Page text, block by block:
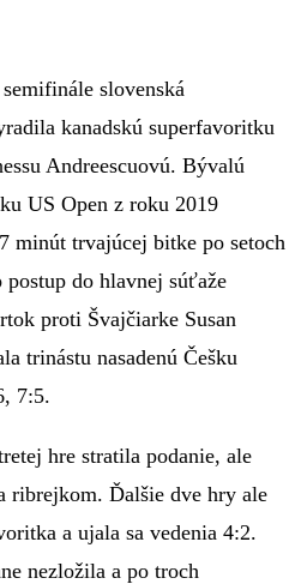
slovenská
kanadskú superfavoritku
Andreescuovú. Bývalú
US Open z roku 2019
minút trvajúcej bitke po setoch
do hlavnej súťaže
proti Švajčiarke Susan
trinástu nasadenú Češku
7:5.
hre stratila podanie, ale
ribrejkom. Ďalšie dve hry ale
a ujala sa vedenia 4:2.
nezložila a po troch